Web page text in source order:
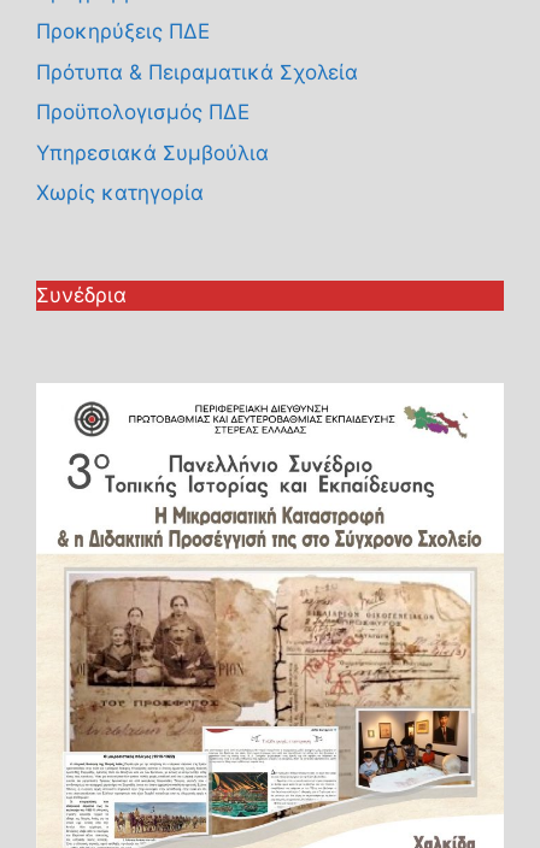
Προκηρύξεις ΠΔΕ
Πρότυπα & Πειραματικά Σχολεία
Προϋπολογισμός ΠΔΕ
Υπηρεσιακά Συμβούλια
Χωρίς κατηγορία
Συνέδρια